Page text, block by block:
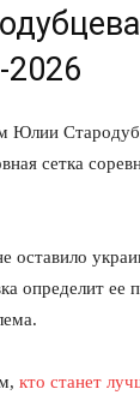
сетка
оставило
определит ее
кто станет